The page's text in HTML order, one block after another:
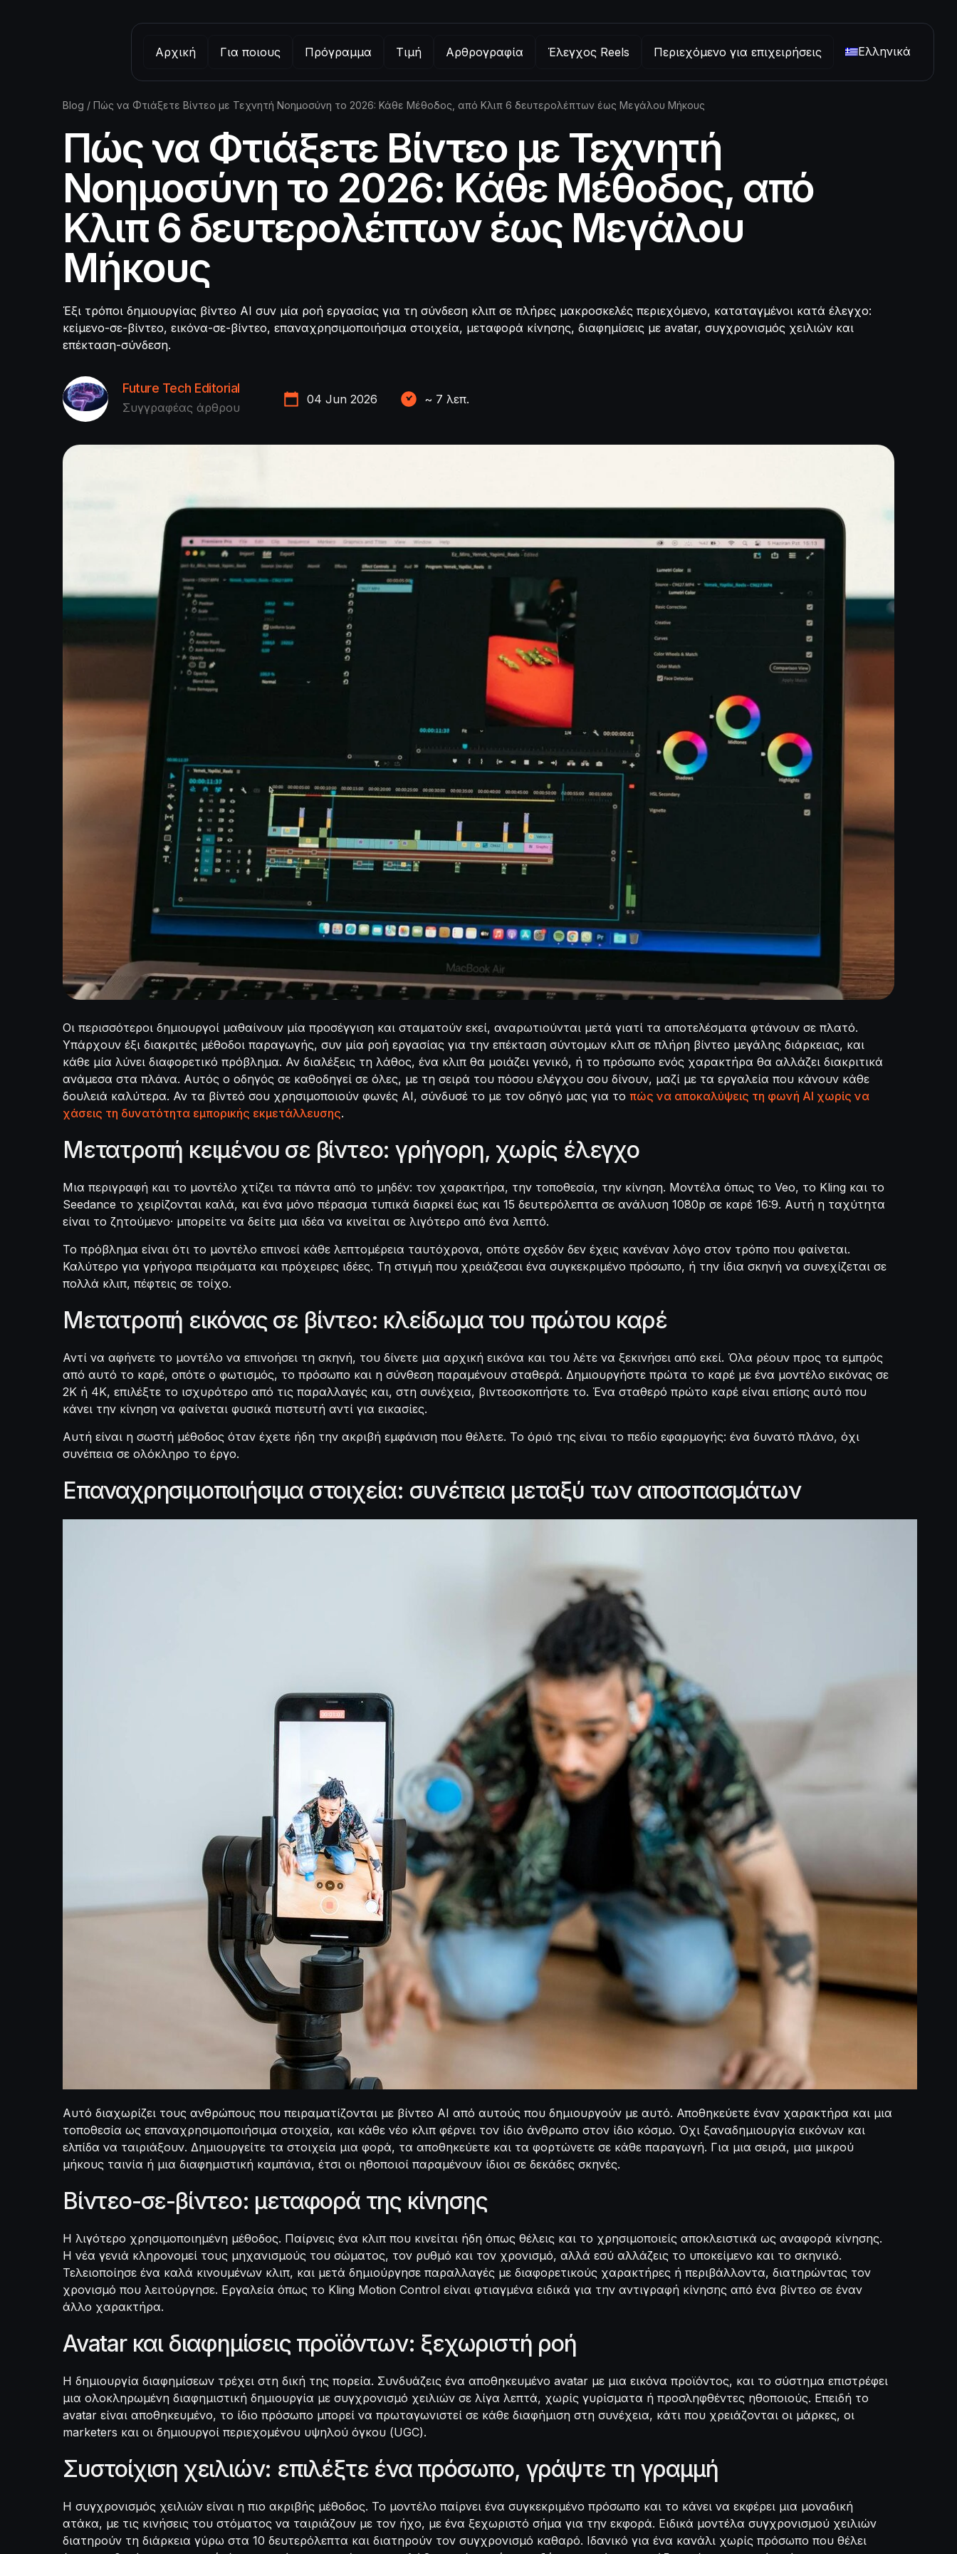
Αρχική Για ποιους Πρόγραμμα Τιμή Αρθρογραφία Έλεγχος Reels Περιεχόμενο για επιχειρήσεις Ελληνικά
Blog / Πώς να Φτιάξετε Βίντεο με Τεχνητή Νοημοσύνη το 2026: Κάθε Μέθοδος, από Κλιπ 6 δευτερολέπτων έως Μεγάλου Μήκους
Πώς να Φτιάξετε Βίντεο με Τεχνητή
Νοημοσύνη το 2026: Κάθε Μέθοδος, από
Κλιπ 6 δευτερολέπτων έως Μεγάλου
Μήκους
Έξι τρόποι δημιουργίας βίντεο AI συν μία ροή εργασίας για τη σύνδεση κλιπ σε πλήρες μακροσκελές περιεχόμενο, καταταγμένοι κατά έλεγχο:
κείμενο-σε-βίντεο, εικόνα-σε-βίντεο, επαναχρησιμοποιήσιμα στοιχεία, μεταφορά κίνησης, διαφημίσεις με avatar, συγχρονισμός χειλιών και
επέκταση-σύνδεση.
Future Tech Editorial
Συγγραφέας άρθρου
04 Jun 2026 ~ 7 λεπ.
Οι περισσότεροι δημιουργοί μαθαίνουν μία προσέγγιση και σταματούν εκεί, αναρωτιούνται μετά γιατί τα αποτελέσματα φτάνουν σε πλατό.
Υπάρχουν έξι διακριτές μέθοδοι παραγωγής, συν μία ροή εργασίας για την επέκταση σύντομων κλιπ σε πλήρη βίντεο μεγάλης διάρκειας, και
κάθε μία λύνει διαφορετικό πρόβλημα. Αν διαλέξεις τη λάθος, ένα κλιπ θα μοιάζει γενικό, ή το πρόσωπο ενός χαρακτήρα θα αλλάζει διακριτικά
ανάμεσα στα πλάνα. Αυτός ο οδηγός σε καθοδηγεί σε όλες, με τη σειρά του πόσου ελέγχου σου δίνουν, μαζί με τα εργαλεία που κάνουν κάθε
δουλειά καλύτερα. Αν τα βίντεό σου χρησιμοποιούν φωνές AI, σύνδυσέ το με τον οδηγό μας για το πώς να αποκαλύψεις τη φωνή AI χωρίς να
χάσεις τη δυνατότητα εμπορικής εκμετάλλευσης.
Μετατροπή κειμένου σε βίντεο: γρήγορη, χωρίς έλεγχο
Μια περιγραφή και το μοντέλο χτίζει τα πάντα από το μηδέν: τον χαρακτήρα, την τοποθεσία, την κίνηση. Μοντέλα όπως το Veo, το Kling και το
Seedance το χειρίζονται καλά, και ένα μόνο πέρασμα τυπικά διαρκεί έως και 15 δευτερόλεπτα σε ανάλυση 1080p σε καρέ 16:9. Αυτή η ταχύτητα
είναι το ζητούμενο· μπορείτε να δείτε μια ιδέα να κινείται σε λιγότερο από ένα λεπτό.
Το πρόβλημα είναι ότι το μοντέλο επινοεί κάθε λεπτομέρεια ταυτόχρονα, οπότε σχεδόν δεν έχεις κανέναν λόγο στον τρόπο που φαίνεται.
Καλύτερο για γρήγορα πειράματα και πρόχειρες ιδέες. Τη στιγμή που χρειάζεσαι ένα συγκεκριμένο πρόσωπο, ή την ίδια σκηνή να συνεχίζεται σε
πολλά κλιπ, πέφτεις σε τοίχο.
Μετατροπή εικόνας σε βίντεο: κλείδωμα του πρώτου καρέ
Αντί να αφήνετε το μοντέλο να επινοήσει τη σκηνή, του δίνετε μια αρχική εικόνα και του λέτε να ξεκινήσει από εκεί. Όλα ρέουν προς τα εμπρός
από αυτό το καρέ, οπότε ο φωτισμός, το πρόσωπο και η σύνθεση παραμένουν σταθερά. Δημιουργήστε πρώτα το καρέ με ένα μοντέλο εικόνας σε
2K ή 4K, επιλέξτε το ισχυρότερο από τις παραλλαγές και, στη συνέχεια, βιντεοσκοπήστε το. Ένα σταθερό πρώτο καρέ είναι επίσης αυτό που
κάνει την κίνηση να φαίνεται φυσικά πιστευτή αντί για εικασίες.
Αυτή είναι η σωστή μέθοδος όταν έχετε ήδη την ακριβή εμφάνιση που θέλετε. Το όριό της είναι το πεδίο εφαρμογής: ένα δυνατό πλάνο, όχι
συνέπεια σε ολόκληρο το έργο.
Επαναχρησιμοποιήσιμα στοιχεία: συνέπεια μεταξύ των αποσπασμάτων
Αυτό διαχωρίζει τους ανθρώπους που πειραματίζονται με βίντεο AI από αυτούς που δημιουργούν με αυτό. Αποθηκεύετε έναν χαρακτήρα και μια
τοποθεσία ως επαναχρησιμοποιήσιμα στοιχεία, και κάθε νέο κλιπ φέρνει τον ίδιο άνθρωπο στον ίδιο κόσμο. Όχι ξαναδημιουργία εικόνων και
ελπίδα να ταιριάξουν. Δημιουργείτε τα στοιχεία μια φορά, τα αποθηκεύετε και τα φορτώνετε σε κάθε παραγωγή. Για μια σειρά, μια μικρού
μήκους ταινία ή μια διαφημιστική καμπάνια, έτσι οι ηθοποιοί παραμένουν ίδιοι σε δεκάδες σκηνές.
Βίντεο-σε-βίντεο: μεταφορά της κίνησης
Η λιγότερο χρησιμοποιημένη μέθοδος. Παίρνεις ένα κλιπ που κινείται ήδη όπως θέλεις και το χρησιμοποιείς αποκλειστικά ως αναφορά κίνησης.
Η νέα γενιά κληρονομεί τους μηχανισμούς του σώματος, τον ρυθμό και τον χρονισμό, αλλά εσύ αλλάζεις το υποκείμενο και το σκηνικό.
Τελειοποίησε ένα καλά κινουμένων κλιπ, και μετά δημιούργησε παραλλαγές με διαφορετικούς χαρακτήρες ή περιβάλλοντα, διατηρώντας τον
χρονισμό που λειτούργησε. Εργαλεία όπως το Kling Motion Control είναι φτιαγμένα ειδικά για την αντιγραφή κίνησης από ένα βίντεο σε έναν
άλλο χαρακτήρα.
Avatar και διαφημίσεις προϊόντων: ξεχωριστή ροή
Η δημιουργία διαφημίσεων τρέχει στη δική της πορεία. Συνδυάζεις ένα αποθηκευμένο avatar με μια εικόνα προϊόντος, και το σύστημα επιστρέφει
μια ολοκληρωμένη διαφημιστική δημιουργία με συγχρονισμό χειλιών σε λίγα λεπτά, χωρίς γυρίσματα ή προσληφθέντες ηθοποιούς. Επειδή το
avatar είναι αποθηκευμένο, το ίδιο πρόσωπο μπορεί να πρωταγωνιστεί σε κάθε διαφήμιση στη συνέχεια, κάτι που χρειάζονται οι μάρκες, οι
marketers και οι δημιουργοί περιεχομένου υψηλού όγκου (UGC).
Συστοίχιση χειλιών: επιλέξτε ένα πρόσωπο, γράψτε τη γραμμή
Η συγχρονισμός χειλιών είναι η πιο ακριβής μέθοδος. Το μοντέλο παίρνει ένα συγκεκριμένο πρόσωπο και το κάνει να εκφέρει μια μοναδική
ατάκα, με τις κινήσεις του στόματος να ταιριάζουν με τον ήχο, με ένα ξεχωριστό σήμα για την εκφορά. Ειδικά μοντέλα συγχρονισμού χειλιών
διατηρούν τη διάρκεια γύρω στα 10 δευτερόλεπτα και διατηρούν τον συγχρονισμό καθαρό. Ιδανικό για ένα κανάλι χωρίς πρόσωπο που θέλει